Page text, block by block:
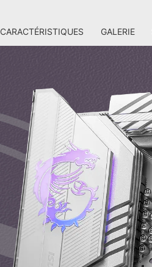
CARACTÉRISTIQUES GALERIE